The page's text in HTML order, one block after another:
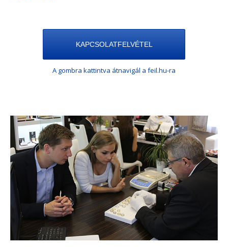
KAPCSOLATFELVÉTEL
A gombra kattintva átnavigál a feil.hu-ra